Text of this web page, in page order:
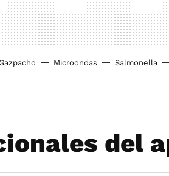
Gazpacho Microondas Salmonella
del